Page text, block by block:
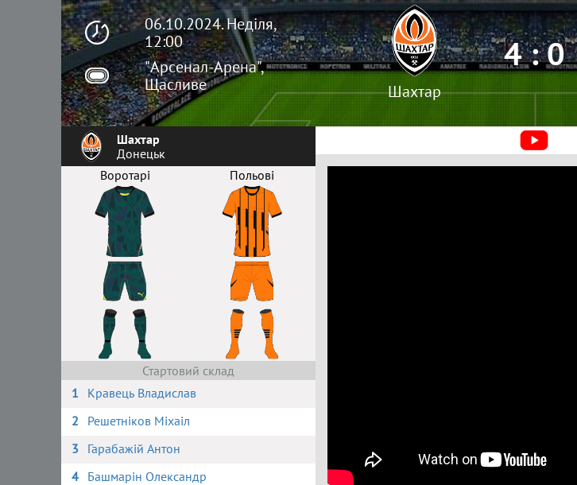
Полісся Харків
06.10.2024. Неділя,
12:00
"Арсенал-Арена",
Щасливе
Шахтар
4 : 0
Шахтар
Донецьк
Воротарі
Польові
Стартовий склад
1
Кравець Владислав
2
Решетніков Міхаіл
3
Гарабажій Антон
4
Башмарін Олександр